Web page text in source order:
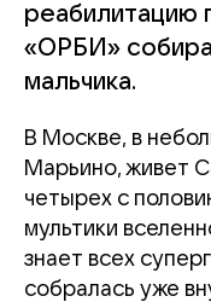
реабилитацию
«ОРБИ»
мальчика.
В Москве, в
Марьино, живет
четырех с
мультики
знает всех
собралась уже